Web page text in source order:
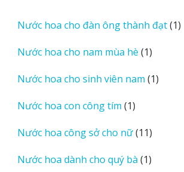
phẩm
Nước hoa cho đàn ông thành đạt 11
Nước hoa cho nam mùa hè 11
phẩm
Nước hoa cho sinh viên nam 11
Nước hoa con công tím 11
phẩm
Nước hoa công sở cho nữ 1111
phẩm
Nước hoa dành cho quý bà 11